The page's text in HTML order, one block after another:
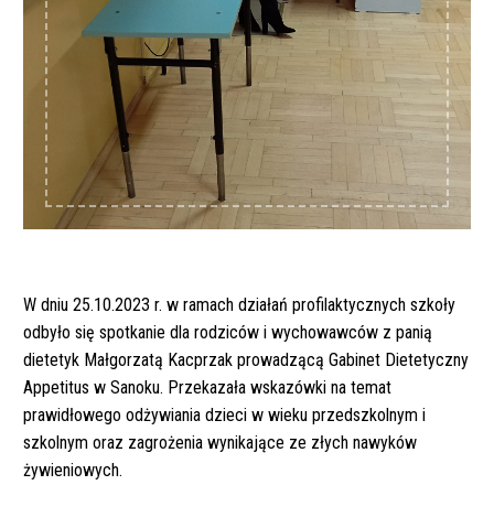
W dniu 25.10.2023 r. w ramach działań profilaktycznych szkoły
odbyło się spotkanie dla rodziców i wychowawców z panią
dietetyk Małgorzatą Kacprzak prowadzącą Gabinet Dietetyczny
Appetitus w Sanoku. Przekazała wskazówki na temat
prawidłowego odżywiania dzieci w wieku przedszkolnym i
szkolnym oraz zagrożenia wynikające ze złych nawyków
żywieniowych.